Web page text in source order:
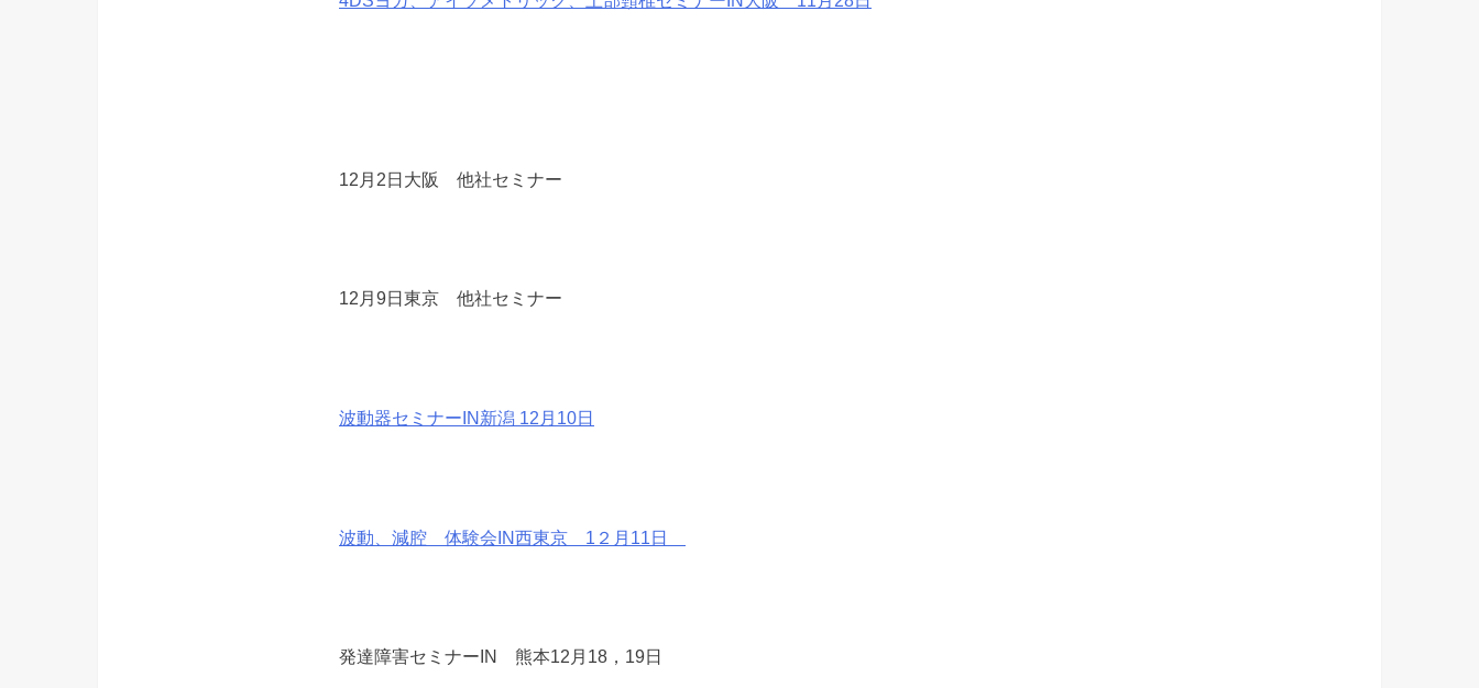
12月2日大阪 他社セミナー
12月9日東京 他社セミナー
波動器セミナーIN新潟 12月10日
波動、減腔 体験会IN西東京 1２月11日
発達障害セミナーIN 熊本12月18，19日